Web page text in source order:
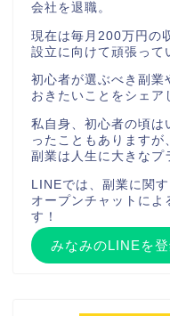
会社を退職。
現在は毎月200万円の
設立に向けて頑張って
初心者が選ぶべき副業
おきたいことをシェア
私自身、初心者の頃は
ったこともありますが
副業は人生に大きなプ
LINEでは、副業に関
オープンチャットによ
す！
みなみのLINEを